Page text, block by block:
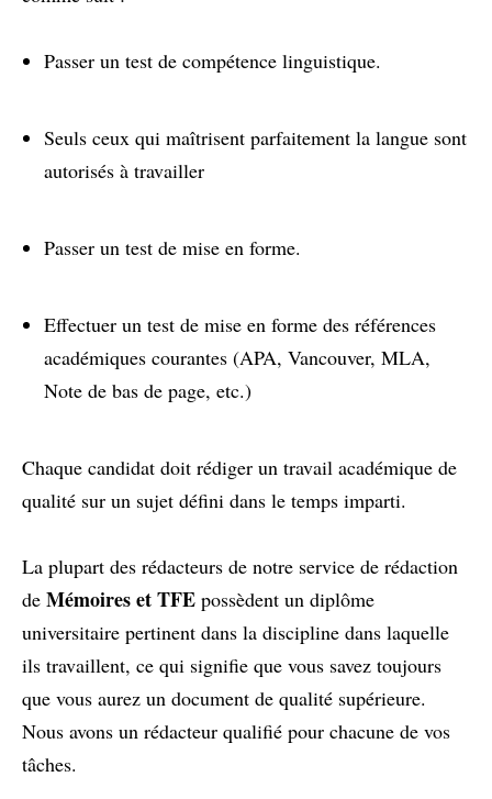
Passer un test de compétence linguistique.
Seuls ceux qui maîtrisent parfaitement la langue sont
autorisés à travailler
Passer un test de mise en forme.
Effectuer un test de mise en forme des références
académiques courantes (APA, Vancouver, MLA,
Note de bas de page, etc.)
Chaque candidat doit rédiger un travail académique de
qualité sur un sujet défini dans le temps imparti.
La plupart des rédacteurs de notre service de rédaction
de Mémoires et TFE possèdent un diplôme
universitaire pertinent dans la discipline dans laquelle
ils travaillent, ce qui signifie que vous savez toujours
que vous aurez un document de qualité supérieure.
Nous avons un rédacteur qualifié pour chacune de vos
tâches.